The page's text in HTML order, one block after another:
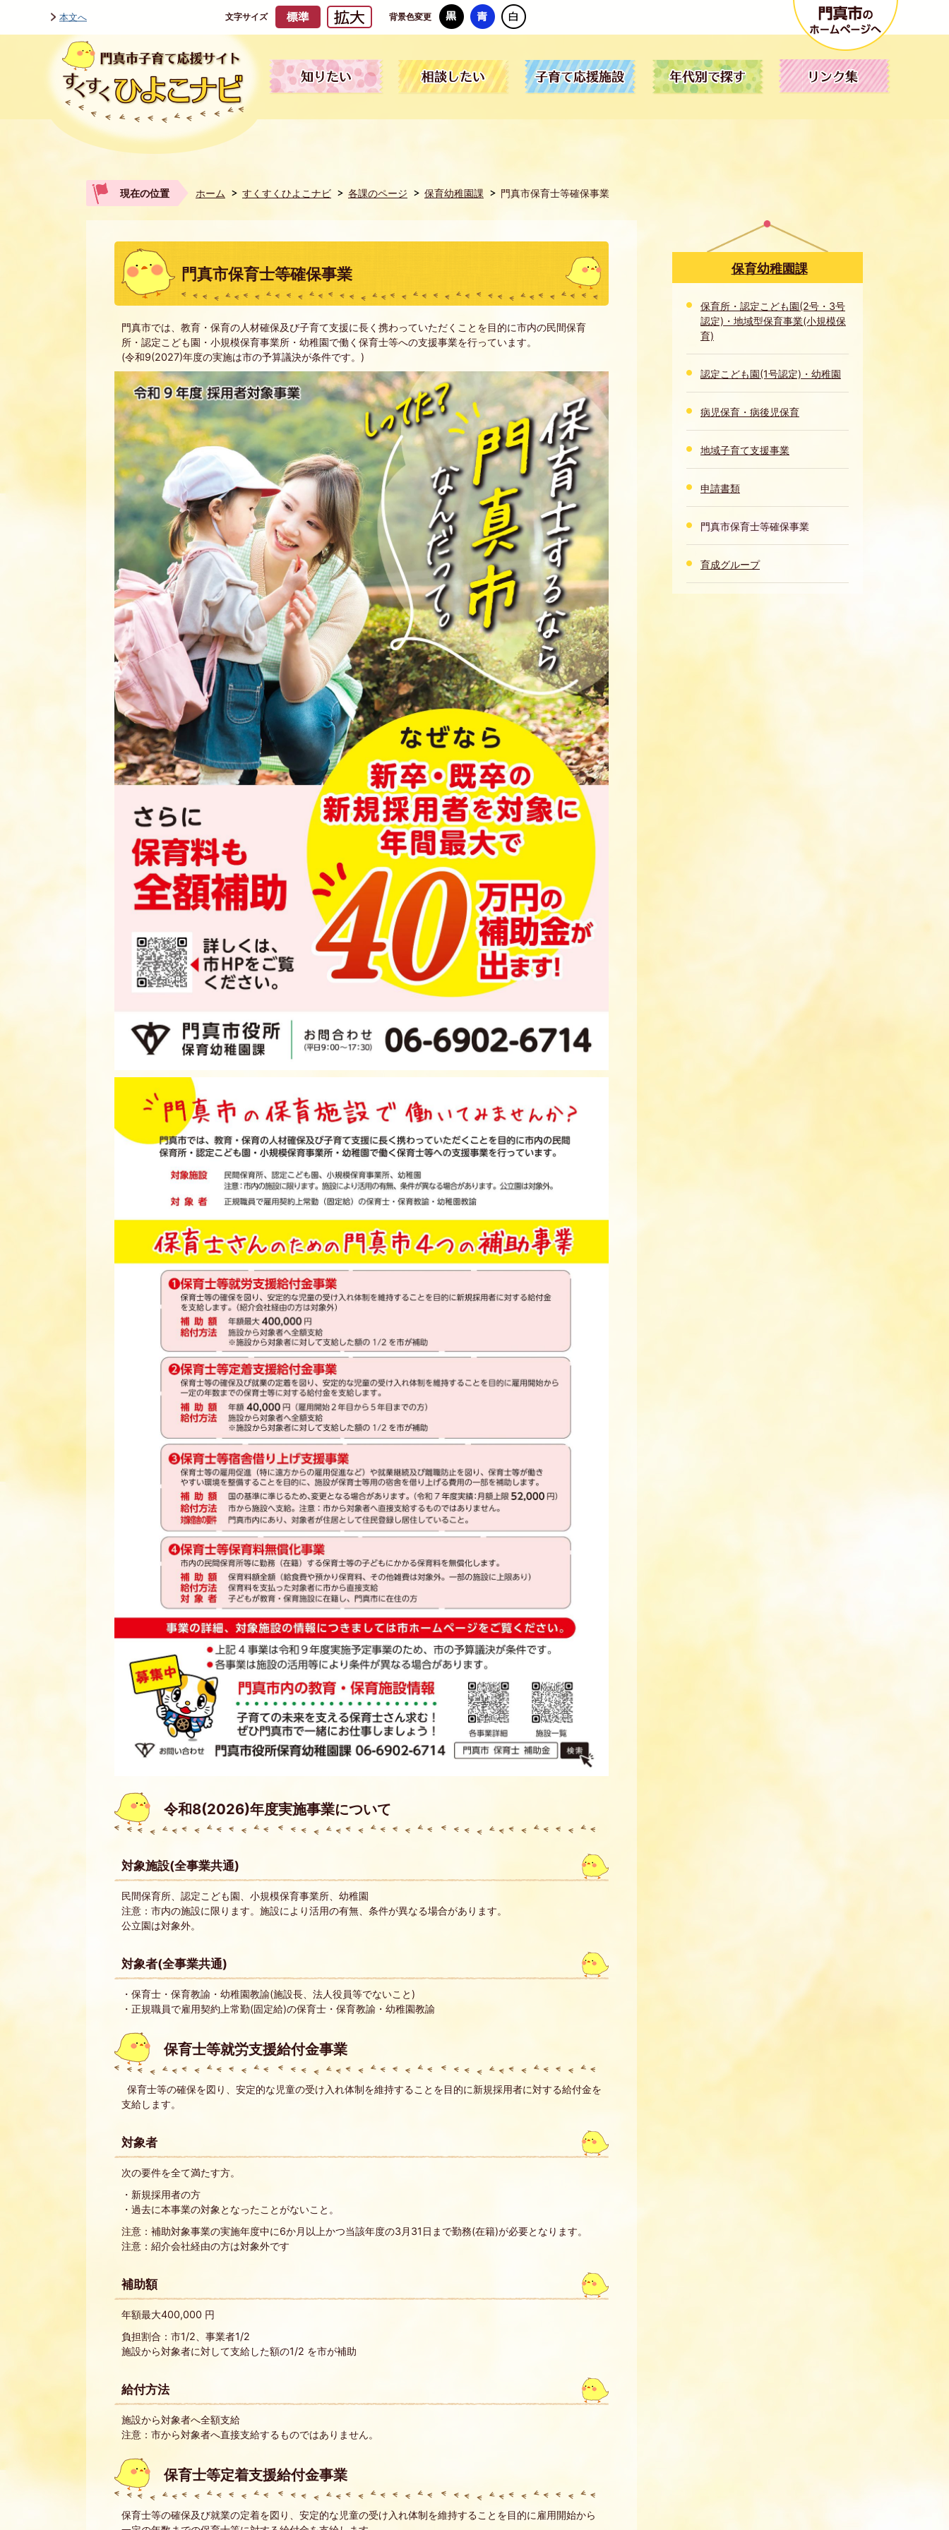
本文へ 文字サイズ 背景色変更
現在の位置 ホーム すくすくひよこナビ 各課のページ 保育幼稚園課 門真市保育士等確保事業
門真市保育士等確保事業
門真市では、教育・保育の人材確保及び子育て支援に長く携わっていただくことを目的に市内の民間保育
所・認定こども園・小規模保育事業所・幼稚園で働く保育士等への支援事業を行っています。
(令和9(2027)年度の実施は市の予算議決が条件です。)
令和8(2026)年度実施事業について
対象施設(全事業共通)
民間保育所、認定こども園、小規模保育事業所、幼稚園
注意：市内の施設に限ります。施設により活用の有無、条件が異なる場合があります。
公立園は対象外。
対象者(全事業共通)
・保育士・保育教諭・幼稚園教諭(施設長、法人役員等でないこと)
・正規職員で雇用契約上常勤(固定給)の保育士・保育教諭・幼稚園教諭
保育士等就労支援給付金事業
保育士等の確保を図り、安定的な児童の受け入れ体制を維持することを目的に新規採用者に対する給付金を
支給します。
対象者
次の要件を全て満たす方。
・新規採用者の方
・過去に本事業の対象となったことがないこと。
注意：補助対象事業の実施年度中に6か月以上かつ当該年度の3月31日まで勤務(在籍)が必要となります。
注意：紹介会社経由の方は対象外です
補助額
年額最大400,000 円
負担割合：市1/2、事業者1/2
施設から対象者に対して支給した額の1/2 を市が補助
給付方法
施設から対象者へ全額支給
注意：市から対象者へ直接支給するものではありません。
保育士等定着支援給付金事業
保育士等の確保及び就業の定着を図り、安定的な児童の受け入れ体制を維持することを目的に雇用開始から
保育幼稚園課
保育所・認定こども園(2号・3号
認定)・地域型保育事業(小規模保
育)
認定こども園(1号認定)・幼稚園
病児保育・病後児保育
地域子育て支援事業
申請書類
門真市保育士等確保事業
育成グループ